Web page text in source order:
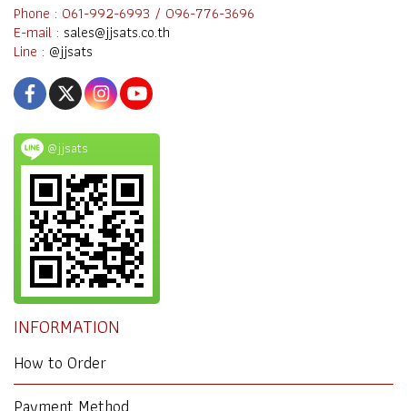
Phone : 061-992-6993 / 096-776-3696
E-mail : sales@jjsats.co.th
Line : @jjsats
@jjsats
INFORMATION
How to Order